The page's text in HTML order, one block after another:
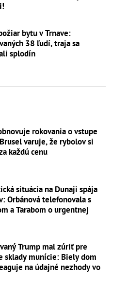
bytu v Trnave:
38 ľudí, traja sa
splodín
rokovania o vstupe
varuje, že rybolov si
každú cenu
situácia na Dunaji spája
Orbánová telefonovala s
a Tarabom o urgentnej
Trump mal zúriť pre
sklady munície: Biely dom
na údajné nezhody vo